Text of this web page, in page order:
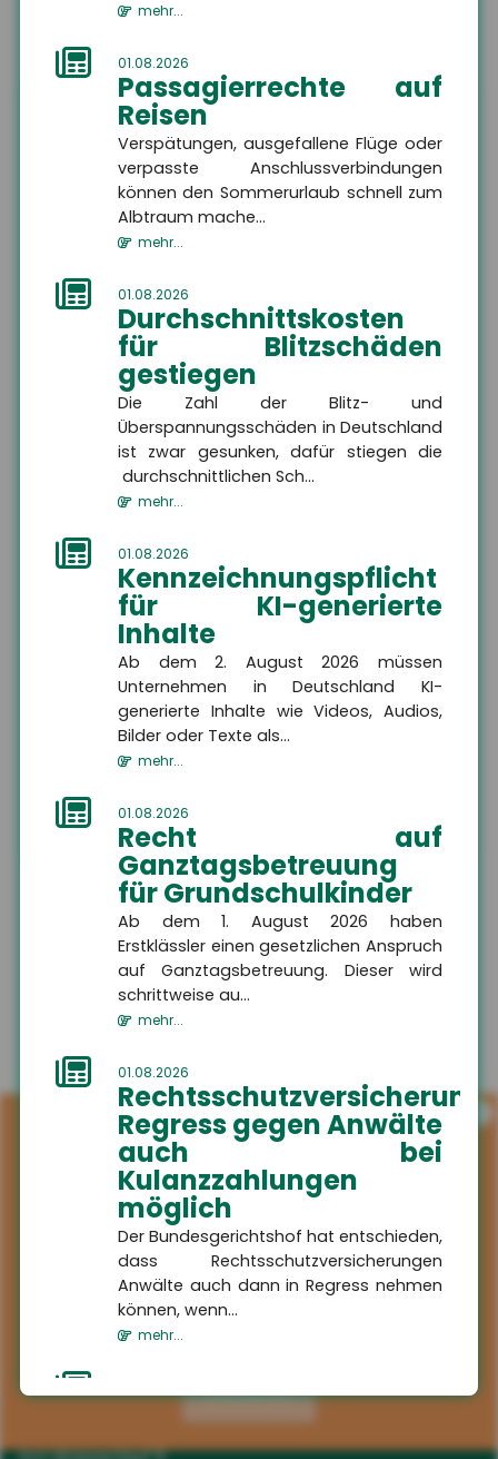
mehr...
01.08.2026
Passagierrechte auf
Reisen
Verspätungen, ausgefallene Flüge oder
verpasste Anschlussverbindungen
können den Sommerurlaub schnell zum
Albtraum mache...
mehr...
01.08.2026
Durchschnittskosten
für Blitzschäden
gestiegen
Die Zahl der Blitz- und
Überspannungsschäden in Deutschland
ist zwar gesunken, dafür stiegen die
durchschnittlichen Sch...
mehr...
01.08.2026
Kennzeichnungspflicht
für KI-generierte
Inhalte
Ab dem 2. August 2026 müssen
Unternehmen in Deutschland KI-
generierte Inhalte wie Videos, Audios,
Bilder oder Texte als...
mehr...
01.08.2026
Recht auf
Ganztagsbetreuung
für Grundschulkinder
Ab dem 1. August 2026 haben
Erstklässler einen gesetzlichen Anspruch
auf Ganztagsbetreuung. Dieser wird
schrittweise au...
mehr...
01.08.2026
Rechtsschutzversicherung:
Regress gegen Anwälte
auch bei
Kulanzzahlungen
möglich
Der Bundesgerichtshof hat entschieden,
dass Rechtsschutzversicherungen
Anwälte auch dann in Regress nehmen
können, wenn...
mehr...
Schaden in der
Waschstraße:
Firma
Name
Straße, Hausnummer
E-Mail
Bitte rufen Sie mich zurück
am
um
Nachricht
gekennzeichneten Felder sind Pflichtfelder
Aktivieren
HSH
Versicherungsmakler GmbH